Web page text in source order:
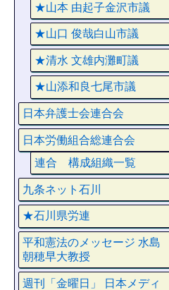
★山本 由起子金沢市議
★山口 俊哉白山市議
★清水 文雄内灘町議
★山添和良七尾市議
日本弁護士会連合会
日本労働組合総連合会
連合 構成組織一覧
九条ネット石川
★石川県労連
平和憲法のメッセージ 水島
朝穂早大教授
週刊「金曜日」 日本メディ